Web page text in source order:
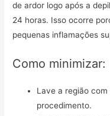
de ardor logo após a
24 horas. Isso ocorre
pequenas inflamações
Como minimizar:
Lave a região
procedimento.